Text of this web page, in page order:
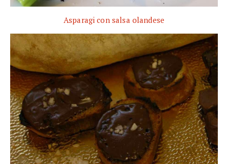
Asparagi con salsa olandese